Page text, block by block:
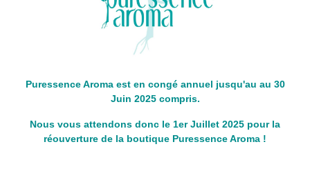
Puressence Aroma est en congé annuel jusqu'au au 30
Juin 2025 compris.
Nous vous attendons donc le 1er Juillet 2025 pour la
réouverture de la boutique Puressence Aroma !